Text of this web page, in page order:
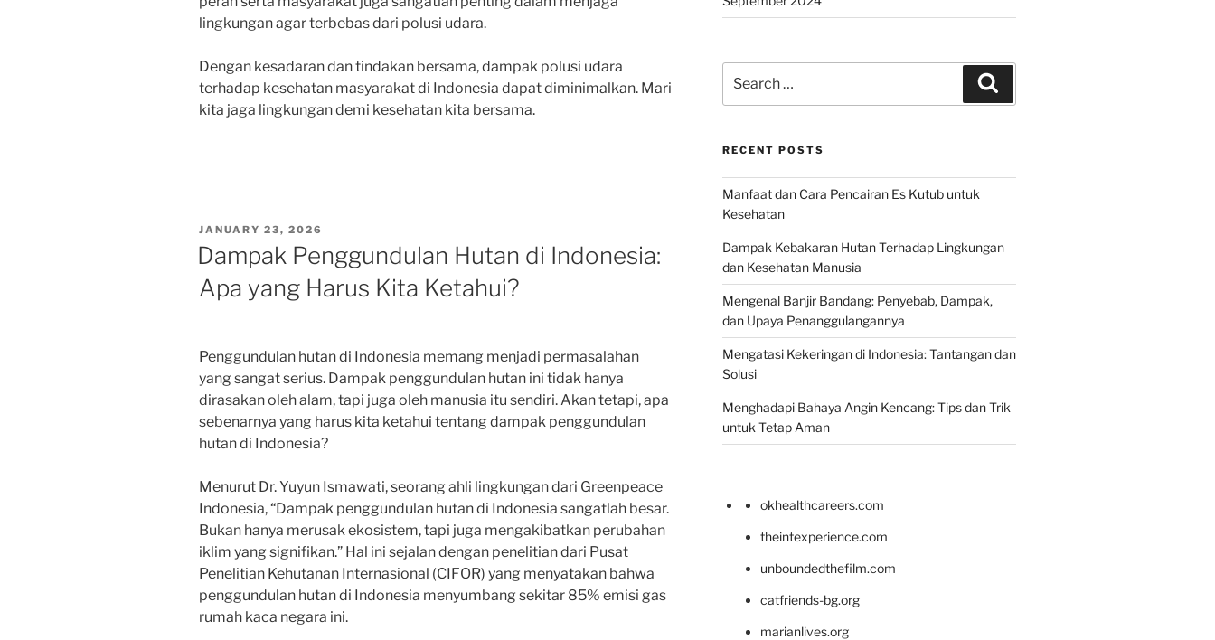
lingkungan agar terbebas dari polusi udara.
Dengan kesadaran dan tindakan bersama, dampak polusi udara
terhadap kesehatan masyarakat di Indonesia dapat diminimalkan. Mari
kita jaga lingkungan demi kesehatan kita bersama.
POSTED
JANUARY 23, 2026
Dampak Penggundulan Hutan di Indonesia:
Apa yang Harus Kita Ketahui?
Penggundulan hutan di Indonesia memang menjadi permasalahan
yang sangat serius. Dampak penggundulan hutan ini tidak hanya
dirasakan oleh alam, tapi juga oleh manusia itu sendiri. Akan tetapi, apa
sebenarnya yang harus kita ketahui tentang dampak penggundulan
hutan di Indonesia?
Menurut Dr. Yuyun Ismawati, seorang ahli lingkungan dari Greenpeace
Indonesia, “Dampak penggundulan hutan di Indonesia sangatlah besar.
Bukan hanya merusak ekosistem, tapi juga mengakibatkan perubahan
iklim yang signifikan.” Hal ini sejalan dengan penelitian dari Pusat
Penelitian Kehutanan Internasional (CIFOR) yang menyatakan bahwa
penggundulan hutan di Indonesia menyumbang sekitar 85% emisi gas
rumah kaca negara ini.
for:
RECENT POSTS
Manfaat dan Cara Pencairan Es Kutub untuk
Kesehatan
Dampak Kebakaran Hutan Terhadap Lingkungan
dan Kesehatan Manusia
Mengenal Banjir Bandang: Penyebab, Dampak,
dan Upaya Penanggulangannya
Mengatasi Kekeringan di Indonesia: Tantangan dan
Solusi
Menghadapi Bahaya Angin Kencang: Tips dan Trik
untuk Tetap Aman
okhealthcareers.com
theintexperience.com
unboundedthefilm.com
catfriends-bg.org
marianlives.org